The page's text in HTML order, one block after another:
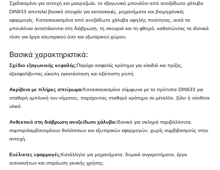
Σχεδιασμένο για αντοχή και μακροζωία, το εξαγωνικό μπουλόνι από ανοξείδωτο χάλυβα
DIN933 αποτελεί βασικό στοιχείο για κατασκευές, μηχανήματα και βιομηχανικές
εφαρμογές. Κατασκευασμένα από ανοξείδωτο χάλυβα υψηλής ποιότητας, αυτά τα
μπουλόνια αντιστέκονται στη διάβρωση, τη σκουριά και τη φθορά, καθιστώντας τα ιδανικά
τόσο για έργα εσωτερικού όσο και εξωτερικού χώρου.
Βασικά χαρακτηριστικά:
Σχέδιο εξαγωνικής κεφαλής:Παρέχει ασφαλές κράτημα για κλειδιά και πρίζες,
εξασφαλίζοντας εύκολη εγκατάσταση και αξιόπιστη ροπή.
Ακρίβεια με πλήρες σπείρωμα:Κατασκευασμένο σύμφωνα με τα πρότυπα DIN933 για
σταθερή εμπλοκή του νήματος, παρέχοντας σταθερό κράτημα σε μέταλλο, ξύλο ή σύνθετα
υλικά.
Ανθεκτικό στη διάβρωση ανοξείδωτο χάλυβα:Ιδανικό για σκληρά περιβάλλοντα,
συμπεριλαμβανομένων θαλάσσιων και εξωτερικών εφαρμογών, χωρίς συμβιβασμούς στην
αντοχή.
Ευέλικτες εφαρμογές:Κατάλληλο για μηχανήματα, δομικά συγκροτήματα, έργα
αυτοκινήτων και στερέωση γενικής χρήσης.